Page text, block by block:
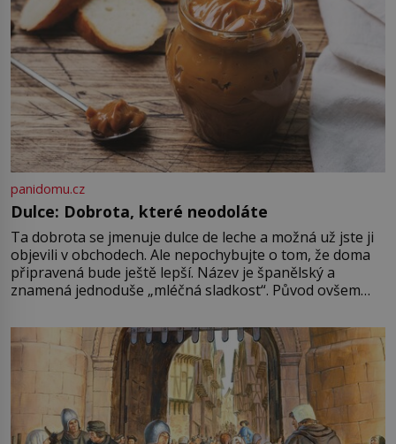
Průzkumu temné energie […]
panidomu.cz
Dulce: Dobrota, které neodoláte
Ta dobrota se jmenuje dulce de leche a možná už jste ji
objevili v obchodech. Ale nepochybujte o tom, že doma
připravená bude ještě lepší. Název je španělský a
znamená jednoduše „mléčná sladkost“. Původ ovšem
pře hned několik latinskoamerických zemí a k tomu
Francie, kde se traduje,